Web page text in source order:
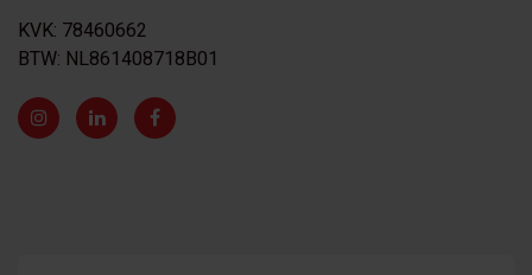
KVK: 78460662
BTW: NL861408718B01